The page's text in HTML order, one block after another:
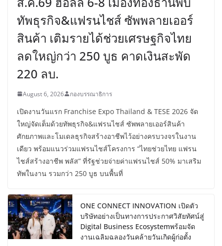
ทัพธุรกิจ&แฟรนไชส์ ซัพพลายเออร์
สินค้า เติมรายได้ช่วยเศรษฐกิจไทย
ลดใหญ่กว่า 250 บูธ คาดเงินสะพัด
220 ลบ.
August 6, 2026 กองบรรณาธิการ
เปิดงานวันแรก Franchise Expo Thailand & TESE 2026 จัด
ใหญ่จัดเต็มด้วยทัพธุรกิจ&แฟรนไชส์ ซัพพลายเออร์สินค้า
ศักยภาพและโมเดลธุรกิจสร้างอาชีพไว้อย่างครบวงจรในงาน
เดียว พร้อมแนวร่วมแฟรนไชส์โครงการ “ไทยช่วยไทย แฟรน
ไชส์สร้างอาชีพ พลัส” ที่รัฐช่วยจ่ายค่าแฟรนไชส์ 50% มาเสริม
ทัพในงาน รวมกว่า 250 บูธ บนพื้นที่
ONE CONNECT INNOVATION เปิดตัว
บริษัทอย่างเป็นทางการประกาศวิสัยทัศน์สู่
Digital Business Ecosystemพร้อมจัด
งานเฉลิมฉลองวันคล้ายวันเกิดผู้ก่อตั้ง